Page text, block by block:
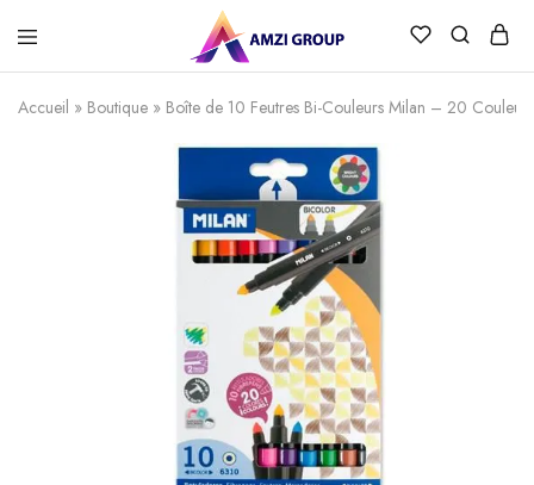
Accueil » Boutique » Boîte de 10 Feutres Bi-Couleurs Milan – 20